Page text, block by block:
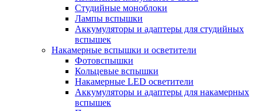
Студийные моноблоки
Лампы вспышки
Аккумуляторы и адаптеры для студийных
вспышек
Накамерные вспышки и осветители
Фотовспышки
Кольцевые вспышки
Накамерные LED осветители
Аккумуляторы и адаптеры для накамерных
вспышек